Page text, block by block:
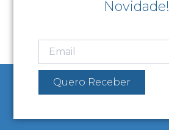
Novidade!
Quero Receber